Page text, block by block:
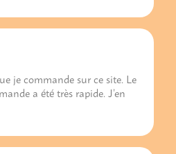
je commande sur ce site. Le
a été très rapide. J’en